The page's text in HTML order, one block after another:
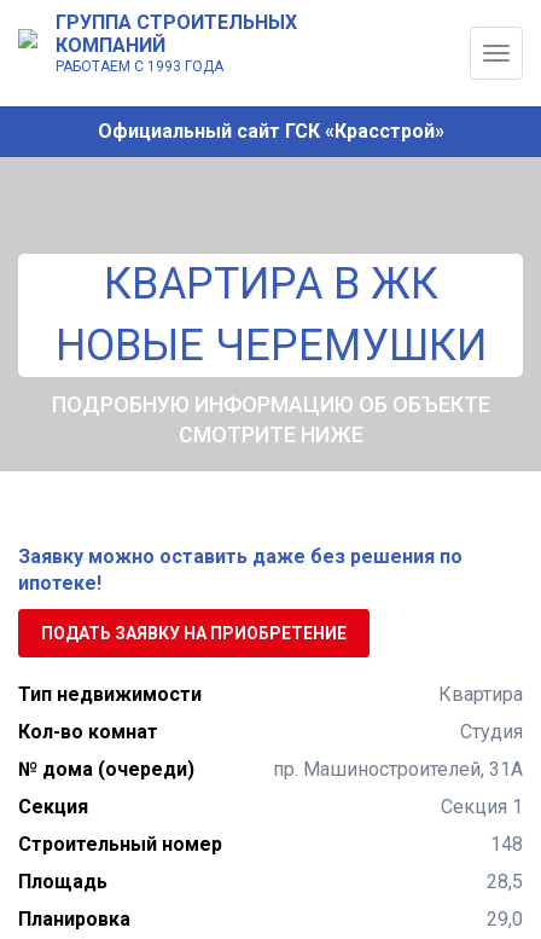
Официальный сайт ГСК «Красстрой»
ГРУППА СТРОИТЕЛЬНЫХ
КОМПАНИЙ
РАБОТАЕМ С 1993 ГОДА
КВАРТИРА В ЖК
НОВЫЕ ЧЕРЕМУШКИ
ПОДРОБНУЮ ИНФОРМАЦИЮ ОБ ОБЪЕКТЕ
СМОТРИТЕ НИЖЕ
Заявку можно оставить даже без решения по
ипотеке!
ПОДАТЬ ЗАЯВКУ НА ПРИОБРЕТЕНИЕ
Тип недвижимости
Квартира
Кол-во комнат
Студия
№ дома (очереди)
пр. Машиностроителей, 31А
Секция
Секция 1
Строительный номер
148
Площадь
28,5
Планировка
29,0